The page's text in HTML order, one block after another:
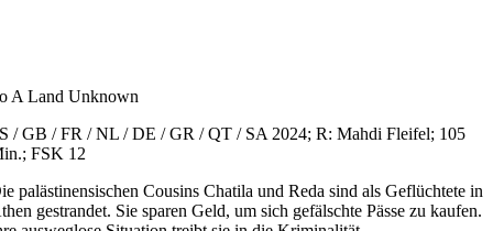
A Land Unknown
/ GB / FR / NL / DE / GR / QT / SA 2024; R: Mahdi Fleifel; 105
FSK 12
palästinensischen Cousins Chatila und Reda sind als Geflüchtete in
gestrandet. Sie sparen Geld, um sich gefälschte Pässe zu kaufen.